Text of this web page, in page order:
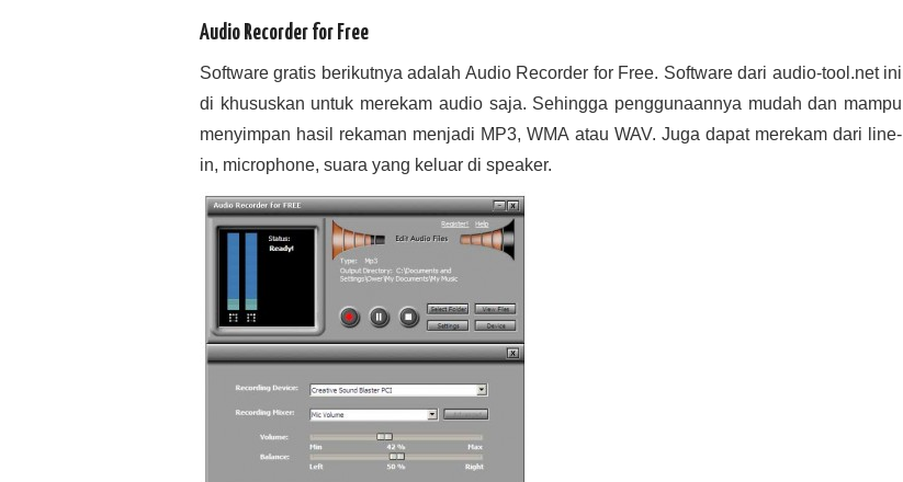
Audio Recorder for Free
Software gratis berikutnya adalah Audio Recorder for Free. Software dari audio-tool.net ini
di khususkan untuk merekam audio saja. Sehingga penggunaannya mudah dan mampu
menyimpan hasil rekaman menjadi MP3, WMA atau WAV. Juga dapat merekam dari line-
in, microphone, suara yang keluar di speaker.